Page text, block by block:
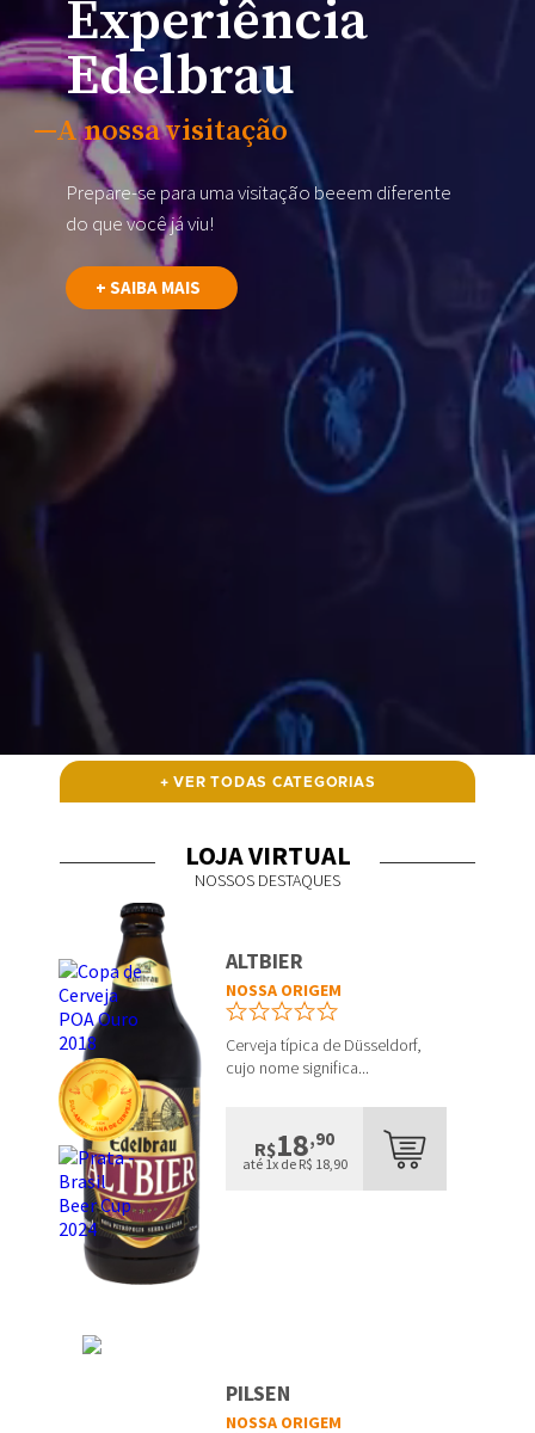
Experiência
Edelbrau
A nossa visitação
Prepare-se para uma visitação beeem diferente
do que você já viu!
+ SAIBA MAIS
+ VER TODAS CATEGORIAS
LOJA VIRTUAL
NOSSOS DESTAQUES
ALTBIER
NOSSA ORIGEM
Cerveja típica de Düsseldorf,
cujo nome significa...
R$18,90
até 1x de R$ 18,90
PILSEN
NOSSA ORIGEM